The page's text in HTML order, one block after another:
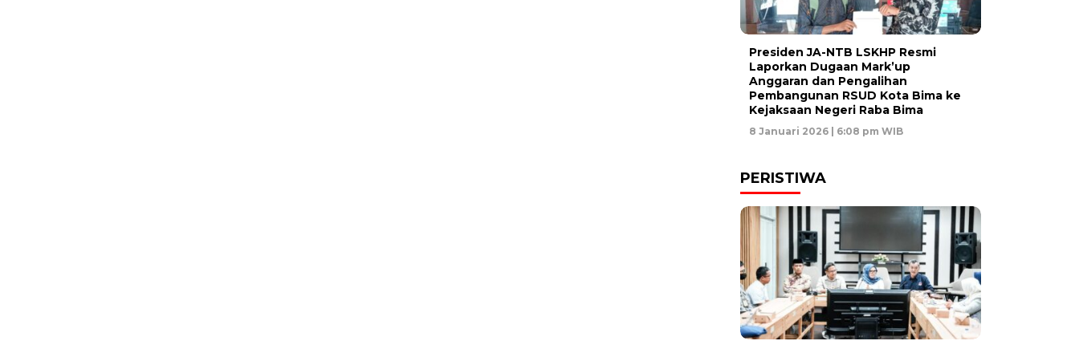
Presiden JA-NTB LSKHP Resmi
Laporkan Dugaan Mark’up
Anggaran dan Pengalihan
Pembangunan RSUD Kota Bima ke
Kejaksaan Negeri Raba Bima
8 Januari 2026 | 6:08 pm WIB
PERISTIWA